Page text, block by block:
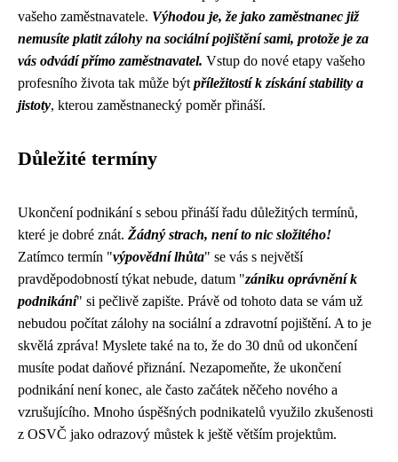
vašeho zaměstnavatele. Výhodou je, že jako zaměstnanec již
nemusíte platit zálohy na sociální pojištění sami, protože je za
vás odvádí přímo zaměstnavatel. Vstup do nové etapy vašeho
profesního života tak může být příležitostí k získání stability a
jistoty, kterou zaměstnanecký poměr přináší.
Důležité termíny
Ukončení podnikání s sebou přináší řadu důležitých termínů,
které je dobré znát. Žádný strach, není to nic složitého!
Zatímco termín "výpovědní lhůta" se vás s největší
pravděpodobností týkat nebude, datum "zániku oprávnění k
podnikání" si pečlivě zapište. Právě od tohoto data se vám už
nebudou počítat zálohy na sociální a zdravotní pojištění. A to je
skvělá zpráva! Myslete také na to, že do 30 dnů od ukončení
musíte podat daňové přiznání. Nezapomeňte, že ukončení
podnikání není konec, ale často začátek něčeho nového a
vzrušujícího. Mnoho úspěšných podnikatelů využilo zkušenosti
z OSVČ jako odrazový můstek k ještě větším projektům.